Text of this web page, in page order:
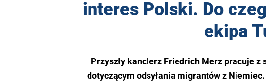
interes Polski. Do
ekipa
Przyszły kanclerz Friedrich Merz pracuje
dotyczącym odsyłania migrantów z